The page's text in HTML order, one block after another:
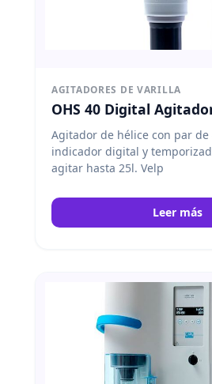
AGITADORES DE VARILLA
OHS 40 Digital
Agitador de hélice con par de
indicador digital y
agitar hasta 25l. Velp
Leer más